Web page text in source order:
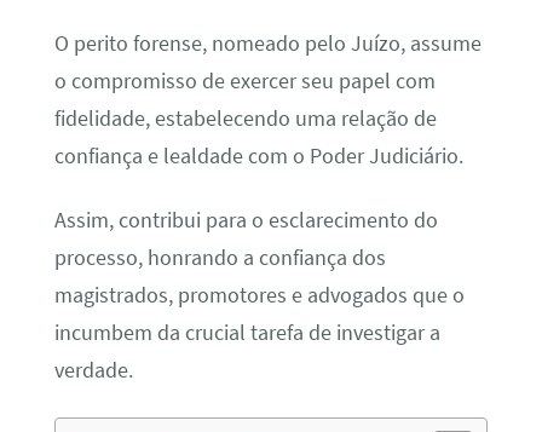
O perito forense, nomeado pelo Juízo, assume
o compromisso de exercer seu papel com
fidelidade, estabelecendo uma relação de
confiança e lealdade com o Poder Judiciário.
Assim, contribui para o esclarecimento do
processo, honrando a confiança dos
magistrados, promotores e advogados que o
incumbem da crucial tarefa de investigar a
verdade.